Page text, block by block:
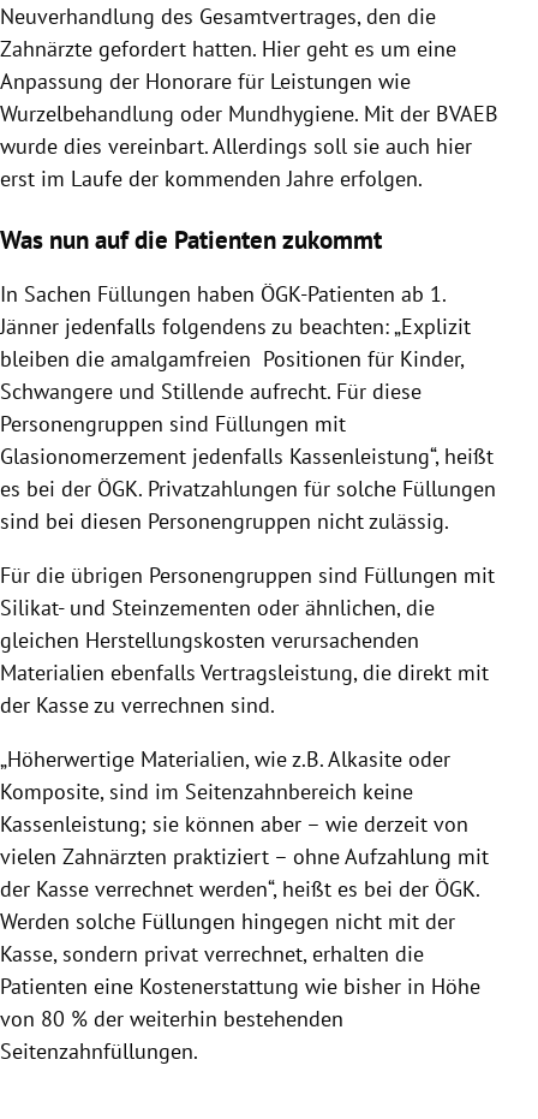
Neuverhandlung des Gesamtvertrages, den die
Zahnärzte gefordert hatten. Hier geht es um eine
Anpassung der Honorare für Leistungen wie
Wurzelbehandlung oder Mundhygiene. Mit der BVAEB
wurde dies vereinbart. Allerdings soll sie auch hier
erst im Laufe der kommenden Jahre erfolgen.
Was nun auf die Patienten zukommt
In Sachen Füllungen haben ÖGK-Patienten ab 1.
Jänner jedenfalls folgendens zu beachten: „Explizit
bleiben die amalgamfreien Positionen für Kinder,
Schwangere und Stillende aufrecht. Für diese
Personengruppen sind Füllungen mit
Glasionomerzement jedenfalls Kassenleistung“, heißt
es bei der ÖGK. Privatzahlungen für solche Füllungen
sind bei diesen Personengruppen nicht zulässig.
Für die übrigen Personengruppen sind Füllungen mit
Silikat- und Steinzementen oder ähnlichen, die
gleichen Herstellungskosten verursachenden
Materialien ebenfalls Vertragsleistung, die direkt mit
der Kasse zu verrechnen sind.
„Höherwertige Materialien, wie z.B. Alkasite oder
Komposite, sind im Seitenzahnbereich keine
Kassenleistung; sie können aber – wie derzeit von
vielen Zahnärzten praktiziert – ohne Aufzahlung mit
der Kasse verrechnet werden“, heißt es bei der ÖGK.
Werden solche Füllungen hingegen nicht mit der
Kasse, sondern privat verrechnet, erhalten die
Patienten eine Kostenerstattung wie bisher in Höhe
von 80 % der weiterhin bestehenden
Seitenzahnfüllungen.